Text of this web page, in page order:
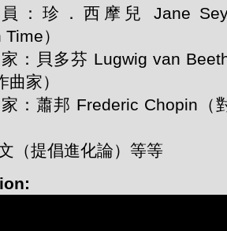
：珍．西摩兒 Jane
）
：貝多芬 Lugwig van
家）
：蕭邦 Frederic Chopin（
（提倡進化論）等等